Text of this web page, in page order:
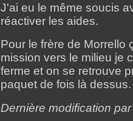
J'ai eu le même soucis
réactiver les aides.
Pour le frère de Morrello
mission vers le milieu je
ferme et on se retrouve
paquet de fois là dessus.
Dernière modification